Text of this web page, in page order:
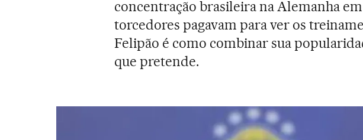
concentração brasileira na Alemanha
torcedores pagavam para ver os
Felipão é como combinar sua
que pretende.